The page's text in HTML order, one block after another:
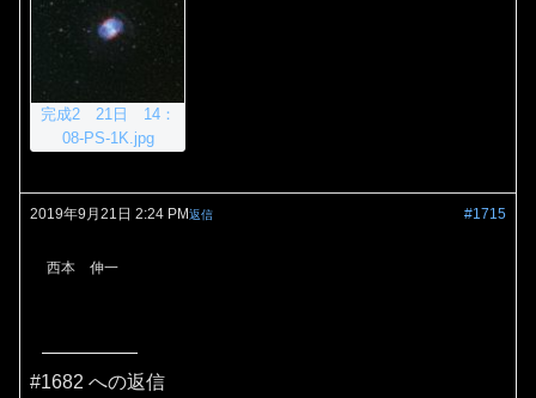
完成2 21日 14：
08-PS-1K.jpg
2019年9月21日 2:24 PM #1715
返信
西本 伸一
#1682 への返信